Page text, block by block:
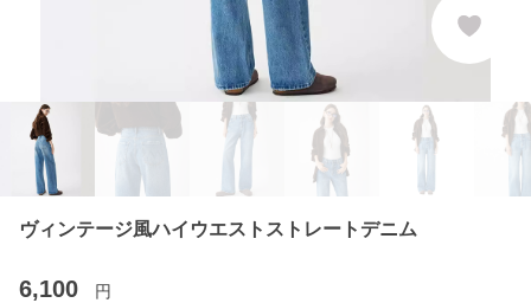
ヴィンテージ風ハイウエストストレートデニム
6,100 円